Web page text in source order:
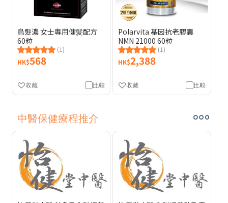
烏髮濃 女士專用健髪配方
60粒
(1)
HK$568
比較
收藏
Polarvita 基因抗老膠囊
NMN 21000 60粒
(1)
HK$2,388
比較
收藏
中醫保健療程推介